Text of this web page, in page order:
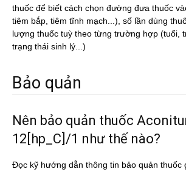
thuốc để biết cách chọn đường đưa thuốc
tiêm bắp, tiêm tĩnh mạch...), số lần dùng
lượng thuốc tuỳ theo từng trường hợp (tuổi,
trạng thái sinh lý...)
Bảo quản
Nên bảo quản thuốc
12[hp_C]/1 như thế nào?
Đọc kỹ hướng dẫn thông tin bảo quản thuốc